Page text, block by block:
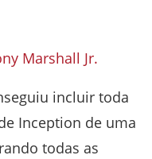
Marshall Jr.
incluir toda
Inception de uma
todas as